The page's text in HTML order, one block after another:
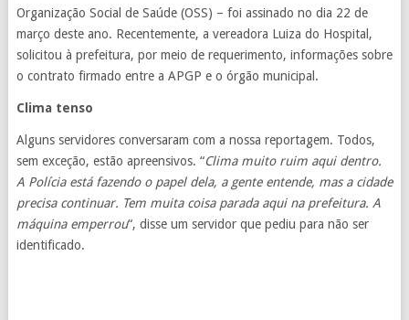
Organização Social de Saúde (OSS) – foi assinado no dia 22 de
março deste ano. Recentemente, a vereadora Luiza do Hospital,
solicitou à prefeitura, por meio de requerimento, informações sobre
o contrato firmado entre a APGP e o órgão municipal.
Clima tenso
Alguns servidores conversaram com a nossa reportagem. Todos,
sem exceção, estão apreensivos. “Clima muito ruim aqui dentro.
A Polícia está fazendo o papel dela, a gente entende, mas a cidade
precisa continuar. Tem muita coisa parada aqui na prefeitura. A
máquina emperrou“, disse um servidor que pediu para não ser
identificado.